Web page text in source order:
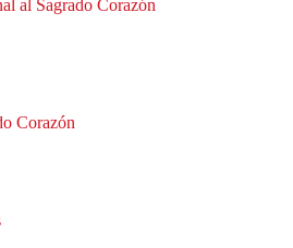
al Sagrado Corazón
Corazón